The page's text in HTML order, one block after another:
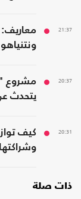
21:37
معاريف:
20:37
مشروع
يتحدث
20:31
كيف
ذات صلة